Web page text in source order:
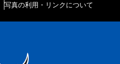
写真の利用・リンクについて